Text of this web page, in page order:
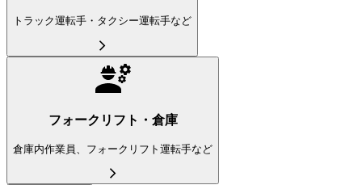
トラック運転手・タクシー運転手など
フォークリフト・倉庫
倉庫内作業員、フォークリフト運転手など